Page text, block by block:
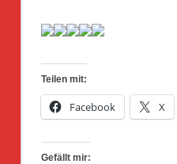
Teilen mit:
Facebook X
Gefällt mir: